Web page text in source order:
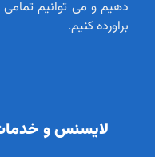
دهیم و می توانیم
براورده کنیم.
لایسنس و